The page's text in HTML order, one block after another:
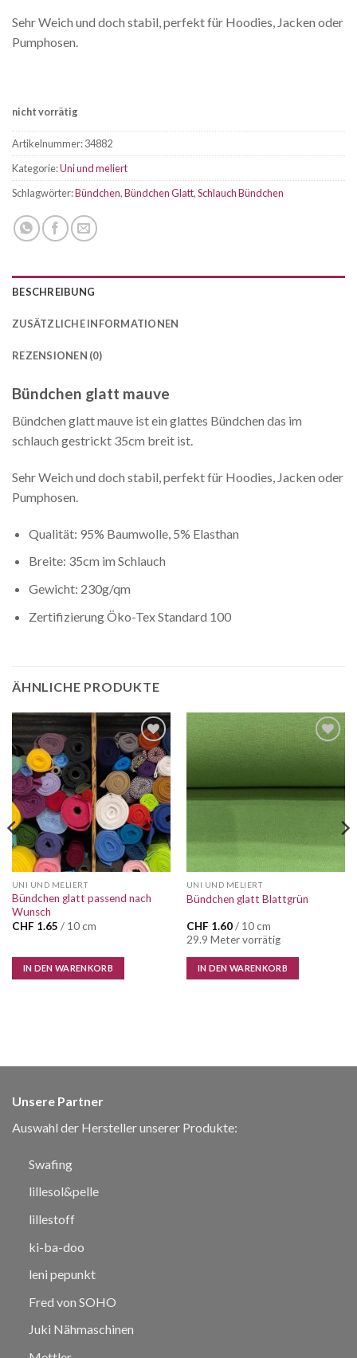
Sehr Weich und doch stabil, perfekt für Hoodies, Jacken oder
Pumphosen.
nicht vorrätig
Artikelnummer:34882
Kategorie:Uni und meliert
Schlagwörter:Bündchen,Bündchen Glatt,Schlauch Bündchen
BESCHREIBUNG
ZUSÄTZLICHE INFORMATIONEN
REZENSIONEN (0)
Bündchen glatt mauve
Bündchen glatt mauve ist ein glattes Bündchen das im
schlauch gestrickt 35cm breit ist.
Sehr Weich und doch stabil, perfekt für Hoodies, Jacken oder
Pumphosen.
Qualität: 95% Baumwolle, 5% Elasthan
Breite: 35cm im Schlauch
Gewicht: 230g/qm
Zertifizierung Öko-Tex Standard 100
ÄHNLICHE PRODUKTE
Auf die
Wunschliste
UNI UND MELIERT
Bündchen glatt passend nach
Wunsch
CHF 1.65 / 10 cm
IN DEN WARENKORB
Auf die
UNI UND MELIERT
Bündchen glatt Blattgrün
CHF 1.60/ 10 cm
29.9 Meter vorrätig
IN DEN WARENKORB
Unsere Partner
Auswahl der Hersteller unserer Produkte:
Swafing
lillesol&pelle
lillestoff
ki-ba-doo
leni pepunkt
Fred von SOHO
Juki Nähmaschinen